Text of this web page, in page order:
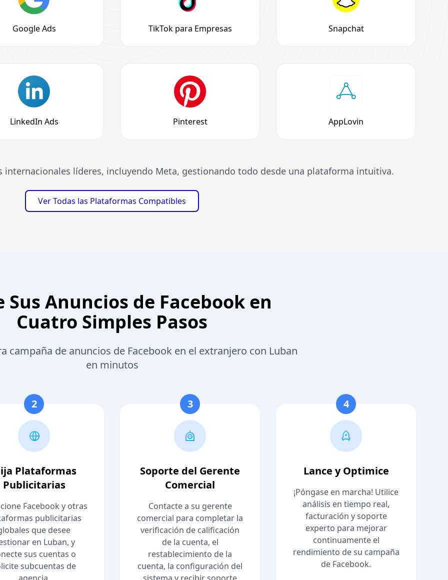
Google Ads TikTok para Empresas Snapchat
LinkedIn Ads Pinterest AppLovin
internacionales líderes, incluyendo Meta, gestionando todo desde una plataforma intuitiva.
Ver Todas las Plataformas Compatibles
Sus Anuncios de Facebook en
Cuatro Simples Pasos
campaña de anuncios de Facebook en el extranjero con Luban
en minutos
2
Plataformas
Publicitarias
Facebook y otras
publicitarias
que desee
en Luban, y
sus cuentas o
subcuentas de
3
Soporte del Gerente
Comercial
Contacte a su gerente
comercial para completar la
verificación de calificación
de la cuenta, el
restablecimiento de la
cuenta, la configuración del
4
Lance y Optimice
¡Póngase en marcha! Utilice
análisis en tiempo real,
facturación y soporte
experto para mejorar
continuamente el
rendimiento de su campaña
de Facebook.